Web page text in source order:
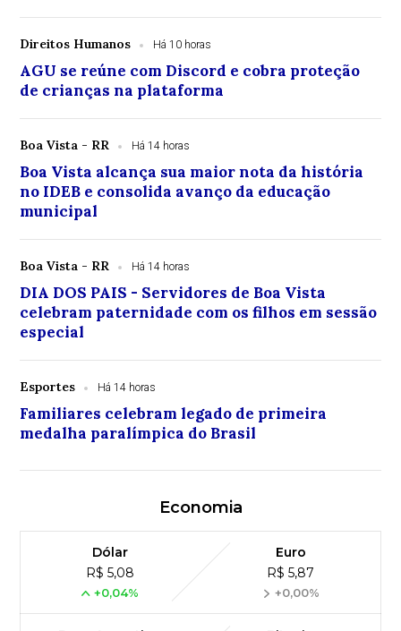
Direitos Humanos Há 10 horas
AGU se reúne com Discord e cobra proteção
de crianças na plataforma
Boa Vista - RR Há 14 horas
Boa Vista alcança sua maior nota da história
no IDEB e consolida avanço da educação
municipal
Boa Vista - RR Há 14 horas
DIA DOS PAIS - Servidores de Boa Vista
celebram paternidade com os filhos em sessão
especial
Esportes Há 14 horas
Familiares celebram legado de primeira
medalha paralímpica do Brasil
Economia
Dólar
R$ 5,08
+0,04%
Euro
R$ 5,87
+0,00%